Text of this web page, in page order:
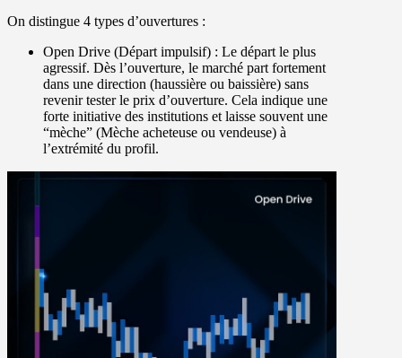
On distingue 4 types d’ouvertures :
Open Drive (Départ impulsif) : Le départ le plus
agressif. Dès l’ouverture, le marché part fortement
dans une direction (haussière ou baissière) sans
revenir tester le prix d’ouverture. Cela indique une
forte initiative des institutions et laisse souvent une
“mèche” (Mèche acheteuse ou vendeuse) à
l’extrémité du profil.